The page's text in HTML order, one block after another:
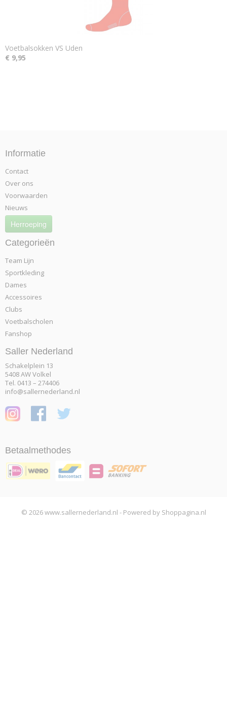
Voetbalsokken VS Uden
€ 9,95
Informatie
Contact
Over ons
Voorwaarden
Nieuws
Herroeping
Categorieën
Team Lijn
Sportkleding
Dames
Accessoires
Clubs
Voetbalscholen
Fanshop
Saller Nederland
Schakelplein 13
5408 AW Volkel
Tel. 0413 – 274406
info@sallernederland.nl
Betaalmethodes
© 2026 www.sallernederland.nl - Powered by Shoppagina.nl